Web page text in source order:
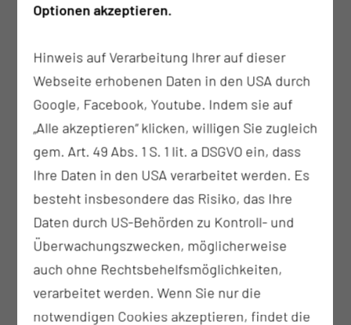
Dr. med. Sonia Ziegler
Fachärztin für Strahlentherapie
Optionen akzeptieren.
Hinweis auf Verarbeitung Ihrer auf dieser
Webseite erhobenen Daten in den USA durch
Google, Facebook, Youtube. Indem sie auf
„Alle akzeptieren“ klicken, willigen Sie zugleich
gem. Art. 49 Abs. 1 S. 1 lit. a DSGVO ein, dass
Ihre Daten in den USA verarbeitet werden. Es
besteht insbesondere das Risiko, das Ihre
Daten durch US-Behörden zu Kontroll- und
Überwachungszwecken, möglicherweise
auch ohne Rechtsbehelfsmöglichkeiten,
verarbeitet werden. Wenn Sie nur die
notwendigen Cookies akzeptieren, findet die